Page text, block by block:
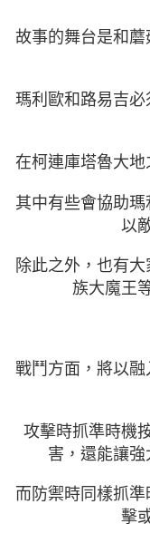
故事的舞台是和
瑪利歐和路易吉
在柯連庫塔魯大地
其中有些會協助瑪
以
除此之外，也有
族大魔王
戰鬥方面，將以
攻擊時抓準時機
害，還能讓強
而防禦時同樣抓
擊